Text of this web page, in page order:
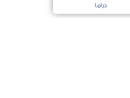
دراما